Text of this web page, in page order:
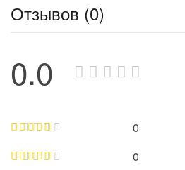
Отзывов (0)
0.0
0
0